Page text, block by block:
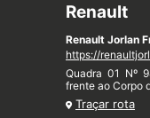
Renault
Renault Jorlan
https://
Quadra 01 Nº
frente ao Corpo
Traçar rota